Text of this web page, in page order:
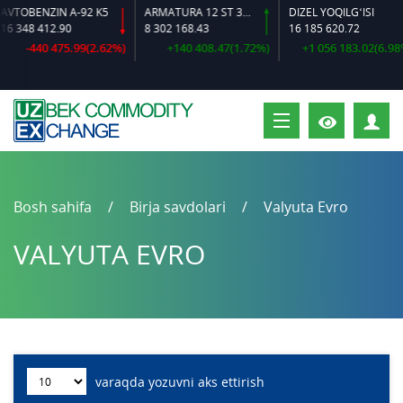
A-92 K5
412.90
-440 475.99(2.62%)
ARMATURA 12 ST 35 GS O‘LCHAMLI
8 302 168.43
+140 408.47(1.72%)
DIZEL YOQILG‘ISI
16 185 620.72
+1 056 183.02(6.98%)
Bosh sahifa Birja savdolari Valyuta Evro
VALYUTA EVRO
varaqda yozuvni aks ettirish